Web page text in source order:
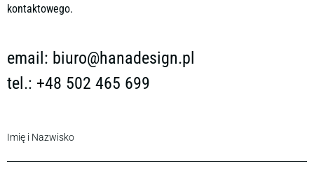
kontaktowego.
email: biuro@hanadesign.pl
tel.: +48 502 465 699